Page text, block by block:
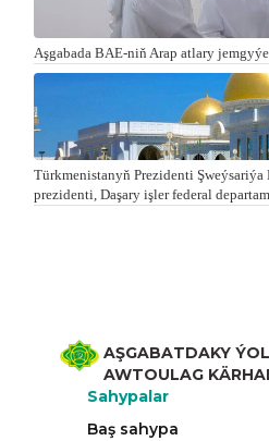
Aşgabada BAE-niň Arap atlary
Türk­me­nis­ta­nyň Prezidenti
prezidenti, Da­şa­ry iş­ler fe­de­ral
AŞGABATDAKY
AWTOULAG
Sahypalar
Baş sahypa